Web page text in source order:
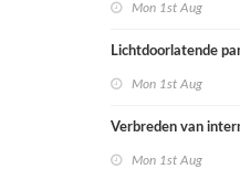
Mon 1st Aug
Lichtdoorlatende
Mon 1st Aug
Verbreden van
Mon 1st Aug